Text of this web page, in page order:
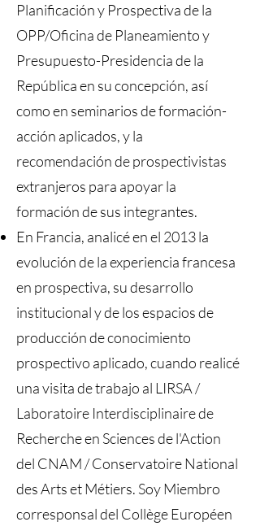
Planificación y Prospectiva de la
OPP/Oficina de Planeamiento y
Presupuesto-Presidencia de la
República en su concepción, así
como en seminarios de formación-
acción aplicados, y la
recomendación de prospectivistas
extranjeros para apoyar la
formación de sus integrantes.
En Francia, analicé en el 2013 la
evolución de la experiencia francesa
en prospectiva, su desarrollo
institucional y de los espacios de
producción de conocimiento
prospectivo aplicado, cuando realicé
una visita de trabajo al LIRSA /
Laboratoire Interdisciplinaire de
Recherche en Sciences de l'Action
del CNAM / Conservatoire National
des Arts et Métiers. Soy Miembro
corresponsal del Collège Européen